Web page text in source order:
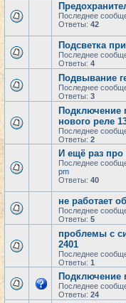
Последнее
Ответы: 42
Подсветка
Последнее
Ответы: 4
Подвывание
Последнее
Ответы: 3
Подключение
нового реле
Последнее
Ответы: 2
И ещё раз
Последнее
pm
Ответы: 40
не работает
Последнее
Ответы: 5
проблемы с
2401
Последнее
Ответы: 1
Подключение
Последнее
Ответы: 24